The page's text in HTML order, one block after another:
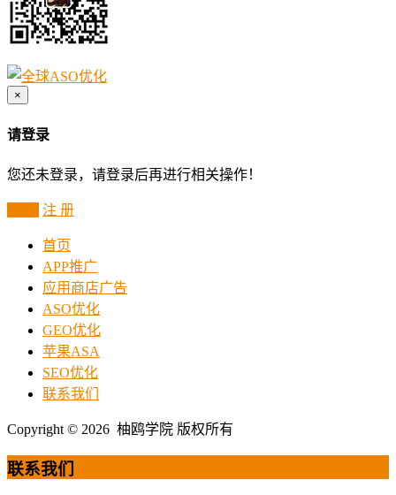
×
请登录
您还未登录，请登录后再进行相关操作！
注 册
首页
APP推广
应用商店广告
ASO优化
GEO优化
苹果ASA
SEO优化
联系我们
Copyright © 2026 柚鸥学院 版权所有
联系我们